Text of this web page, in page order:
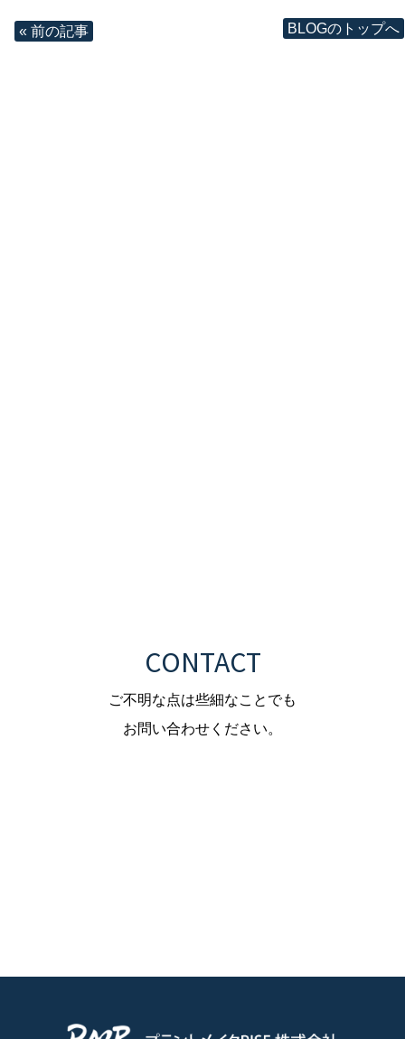
BLOGのトップへ
« 前の記事
CONTACT
ご不明な点は些細なことでも
お問い合わせください。